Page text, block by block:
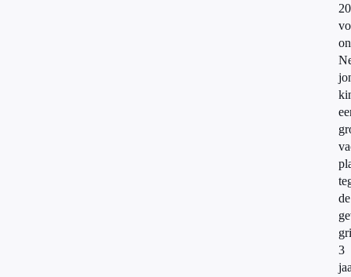
de
3